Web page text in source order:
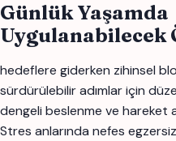
Günlük Yaşamda
Uygulanabilecek
hedeflere giderken zihinsel
sürdürülebilir adımlar için
dengeli beslenme ve hareket
Stres anlarında nefes